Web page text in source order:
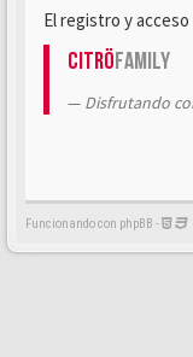
El registro y
CitröFamily
Disfrutando
Funcionando con phpBB -